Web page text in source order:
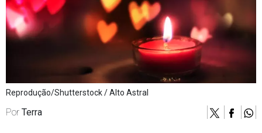
Reprodução/Shutterstock / Alto Astral
Por Terra